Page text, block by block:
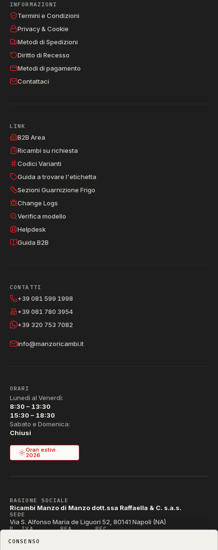
INFORMAZIONI
Termini e Condizioni
Privacy & Cookie
Metodi di Spedizioni
Diritto di Recesso
Metodi di pagamento
Contattaci
LINK
B2B Area
Ricambi su richiesta
Codici Varianti
Guida a trovare l'etichetta
Sezioni Guarnizione Frigo
Change Logs
Verifica modello
Helpdesk
Guida B2B
CONTATTI
+39 081 599 1998
+39 081 780 3954
+39 320 753 7082
info@manzoricambi.it
ORARI
Lunedì al Venerdì:
8:30 – 13:30
15:30 – 18:30
Sabato e Domenica:
Chiusi
Orari estivi
2026
RAGIONE SOCIALE
Ricambi Manzo di Manzo dott.ssa Raffaella & C. s.a.s.
SEDE
Via S. Alfonso Maria de Liguori 52, 80141 Napoli (NA)
P. IVA REA PEC
CODICE SDI
CONSENSO